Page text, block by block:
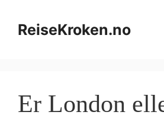
innholdReiseKroken.no
Er London